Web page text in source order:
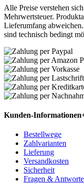
Alle Preise verstehen
Mehrwertsteuer.
Lieferumfang
sind technisch bedingt
Kunden-Informationen
Bestellwege
Zahlvarianten
Lieferung
Versandkosten
Sicherheit
Fragen &